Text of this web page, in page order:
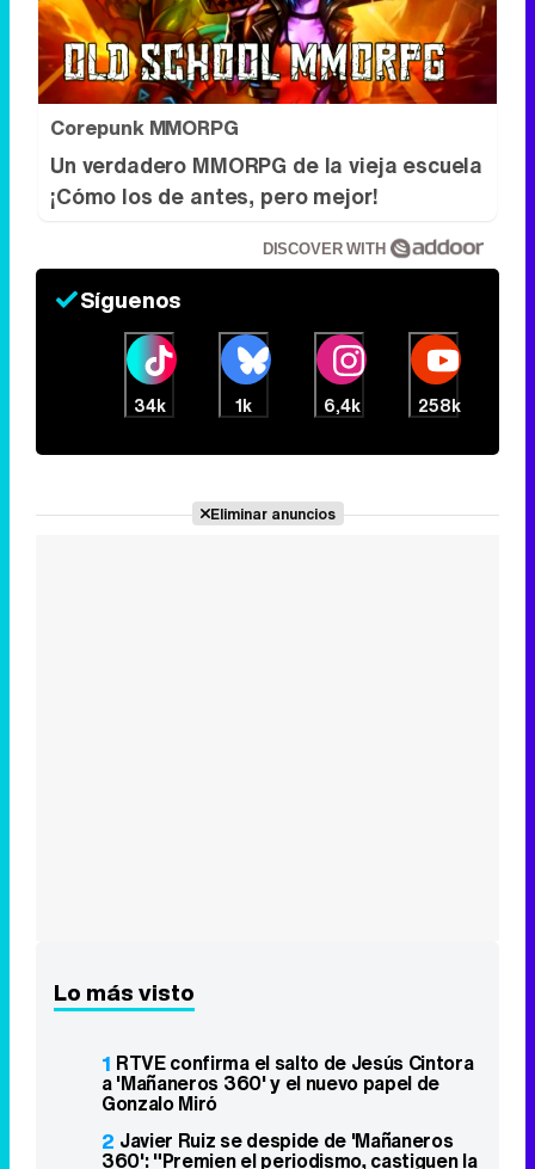
Corepunk MMORPG
Un verdadero MMORPG de la vieja escuela
¡Cómo los de antes, pero mejor!
DISCOVER WITH
Síguenos
34k 1k 6,4k 258k
Eliminar anuncios
Lo más visto
1 RTVE confirma el salto de Jesús Cintora
a 'Mañaneros 360' y el nuevo papel de
Gonzalo Miró
2 Javier Ruiz se despide de 'Mañaneros
360': "Premien el periodismo, castiguen la